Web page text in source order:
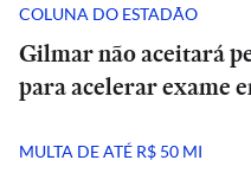
COLUNA DO ESTADÃO
Gilmar não aceitará
para acelerar exame
MULTA DE ATÉ R$ 50 MI